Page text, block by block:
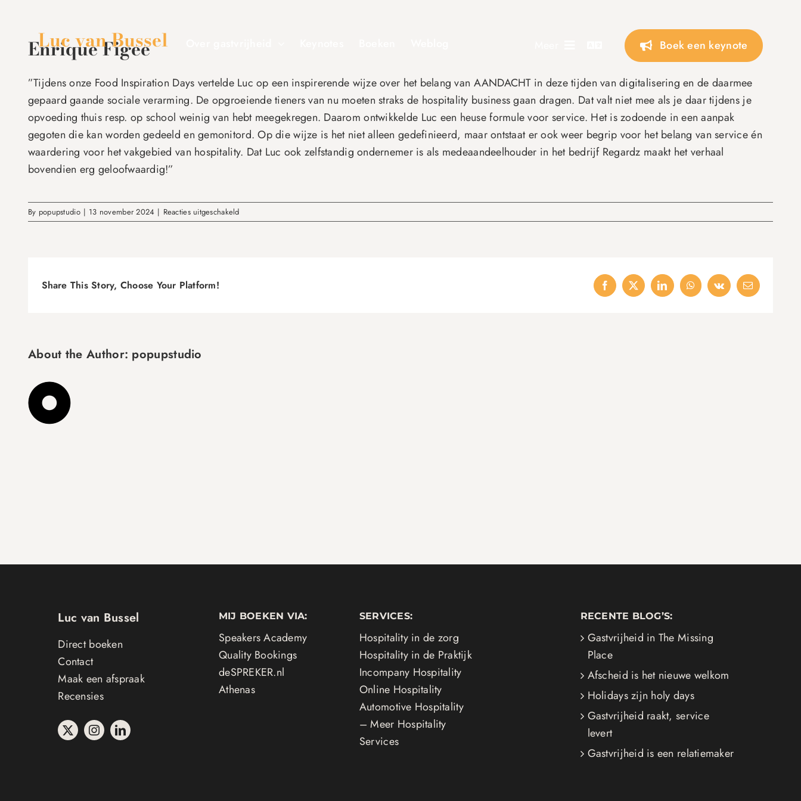
content Luc van Bussel Boek een keynote
Enrique Figee
”Tijdens onze Food Inspiration Days vertelde Luc op een inspirerende wijze over het belang van AANDACHT in deze tijden van digitalisering en de daarmee
gepaard gaande sociale verarming. De opgroeiende tieners van nu moeten straks de hospitality business gaan dragen. Dat valt niet mee als je daar tijdens je
opvoeding thuis resp. op school weinig van hebt meegekregen. Daarom ontwikkelde Luc een heuse formule voor service. Het is zodoende in een aanpak
gegoten die kan worden gedeeld en gemonitord. Op die wijze is het niet alleen gedefinieerd, maar ontstaat er ook weer begrip voor het belang van service én
waardering voor het vakgebied van hospitality. Dat Luc ook zelfstandig ondernemer is als medeaandeelhouder in het bedrijf Regardz maakt het verhaal
bovendien erg geloofwaardig!”
By popupstudio | 13 november 2024 | Reacties uitgeschakeldvoor
Enrique
Share This Story, Choose Your Platform! Facebook
X LinkedInWhatsApp
Vk Email
About the Author: popupstudio
Luc van Bussel
Direct boeken
Contact
Maak een afspraak
Recensies
MIJ BOEKEN VIA:
Speakers Academy
Quality Bookings
deSPREKER.nl
Athenas
SERVICES:
Hospitality in de zorg
Hospitality in de Praktijk
Incompany Hospitality
Online Hospitality
Automotive Hospitality
– Meer Hospitality
Services
RECENTE BLOG’S:
Gastvrijheid in The Missing
Place
Afscheid is het nieuwe welkom
Holidays zijn holy days
Gastvrijheid raakt, service
levert
Gastvrijheid is een relatiemaker